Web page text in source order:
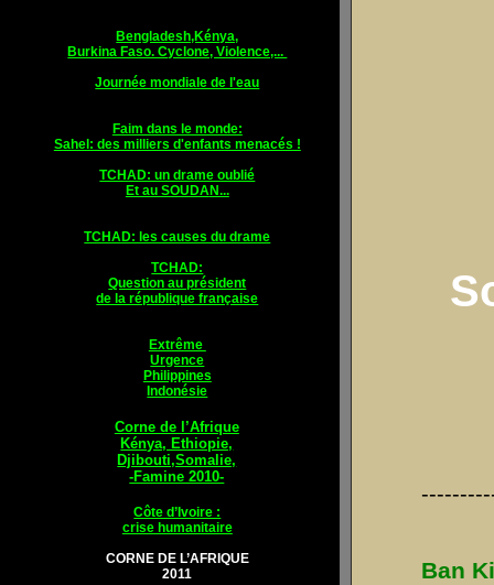
Bengladesh,Kénya,
Burkina Faso. Cyclone, Violence,...
Journée mondiale de l'eau
Faim dans le monde:
Sahel: des milliers d'enfants menacés !
TCHAD: un drame oublié
Et au SOUDAN...
TCHAD: les causes du drame
TCHAD:
Question au président
de la république française
Extrême
Urgence
Philippines
Indonésie
Corne de l’Afrique
Kénya, Ethiopie,
Djibouti,Somalie,
-Famine 2010-
Côte d’Ivoire :
crise humanitaire
CORNE DE L’AFRIQUE
2011
Ban